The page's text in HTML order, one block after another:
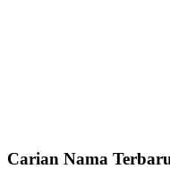
Carian Nama